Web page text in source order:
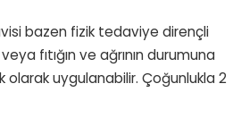
bazen fizik tedaviye dirençli
fıtığın ve ağrının durumuna
olarak uygulanabilir. Çoğunlukla 2